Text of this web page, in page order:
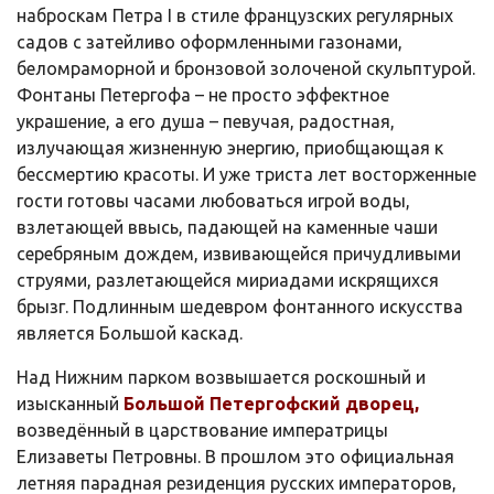
наброскам Петра I в стиле французских регулярных
садов с затейливо оформленными газонами,
беломраморной и бронзовой золоченой скульптурой.
Фонтаны Петергофа – не просто эффектное
украшение, а его душа – певучая, радостная,
излучающая жизненную энергию, приобщающая к
бессмертию красоты. И уже триста лет восторженные
гости готовы часами любоваться игрой воды,
взлетающей ввысь, падающей на каменные чаши
серебряным дождем, извивающейся причудливыми
струями, разлетающейся мириадами искрящихся
брызг. Подлинным шедевром фонтанного искусства
является Большой каскад.
Над Нижним парком возвышается роскошный и
изысканный Большой Петергофский дворец,
возведённый в царствование императрицы
Елизаветы Петровны. В прошлом это официальная
летняя парадная резиденция русских императоров,